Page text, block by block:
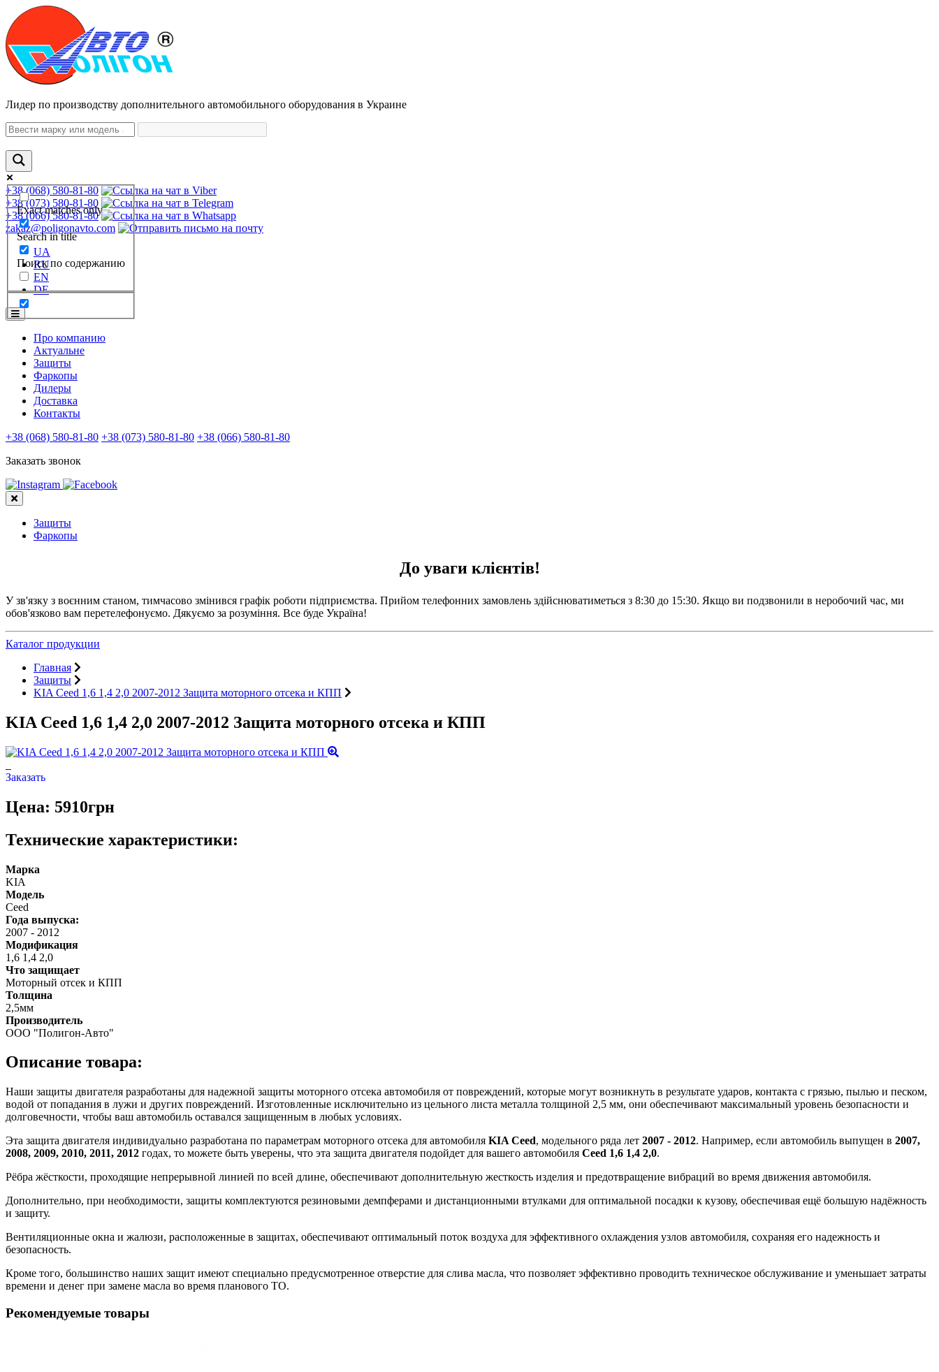
Лидер по производству дополнительного автомобильного оборудования в Украине
Exact matches only
Search in title
Поиск по содержанию
+38 (068) 580-81-80
+38 (073) 580-81-80
+38 (066) 580-81-80
zakaz@poligonavto.com
UA
RU
EN
DE
Про компанию
Актуальне
Защиты
Фаркопы
Дилеры
Доставка
Контакты
+38 (068) 580-81-80 +38 (073) 580-81-80 +38 (066) 580-81-80
Заказать звонок
Защиты
Фаркопы
До уваги клієнтів!
У зв'язку з воєнним станом, тимчасово змінився графік роботи підприємства. Прийом телефонних замовлень здійснюватиметься з 8:30 до 15:30. Якщо ви подзвонили в неробочий час, ми
обов'язково вам перетелефонуємо. Дякуємо за розуміння. Все буде Україна!
Каталог продукции
Главная
Защиты
KIA Ceed 1,6 1,4 2,0 2007-2012 Защита моторного отсека и КПП
KIA Ceed 1,6 1,4 2,0 2007-2012 Защита моторного отсека и КПП
Заказать
Цена: 5910грн
Технические характеристики:
Марка
KIA
Модель
Ceed
Года выпуска:
2007 - 2012
Модификация
1,6 1,4 2,0
Что защищает
Моторный отсек и КПП
Толщина
2,5мм
Производитель
ООО "Полигон-Авто"
Описание товара:
Наши защиты двигателя разработаны для надежной защиты моторного отсека автомобиля от повреждений, которые могут возникнуть в результате ударов, контакта с грязью, пылью и песком,
водой от попадания в лужи и других повреждений. Изготовленные исключительно из цельного листа металла толщиной 2,5 мм, они обеспечивают максимальный уровень безопасности и
долговечности, чтобы ваш автомобиль оставался защищенным в любых условиях.
Эта защита двигателя индивидуально разработана по параметрам моторного отсека для автомобиля KIA Ceed, модельного ряда лет 2007 - 2012. Например, если автомобиль выпущен в 2007,
2008, 2009, 2010, 2011, 2012 годах, то можете быть уверены, что эта защита двигателя подойдет для вашего автомобиля Ceed 1,6 1,4 2,0.
Рёбра жёсткости, проходящие непрерывной линией по всей длине, обеспечивают дополнительную жесткость изделия и предотвращение вибраций во время движения автомобиля.
Дополнительно, при необходимости, защиты комплектуются резиновыми демпферами и дистанционными втулками для оптимальной посадки к кузову, обеспечивая ещё большую надёжность
и защиту.
Вентиляционные окна и жалюзи, расположенные в защитах, обеспечивают оптимальный поток воздуха для эффективного охлаждения узлов автомобиля, сохраняя его надежность и
безопасность.
Кроме того, большинство наших защит имеют специально предусмотренное отверстие для слива масла, что позволяет эффективно проводить техническое обслуживание и уменьшает затраты
времени и денег при замене масла во время планового ТО.
Рекомендуемые товары